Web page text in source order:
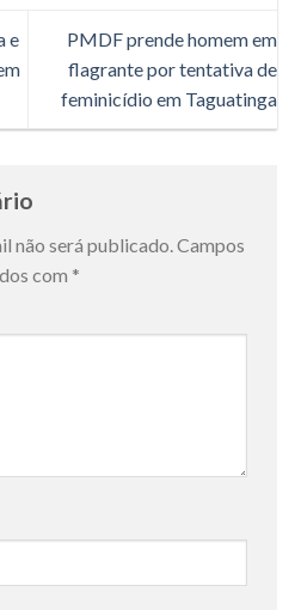
e
PMDF prende homem em
flagrante por tentativa de
feminicídio em Taguatinga
não será publicado.Campos
com *